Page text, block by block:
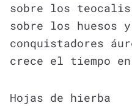
sobre los
sobre los huesos
conquistadores
crece el tiempo
Hojas de hierba